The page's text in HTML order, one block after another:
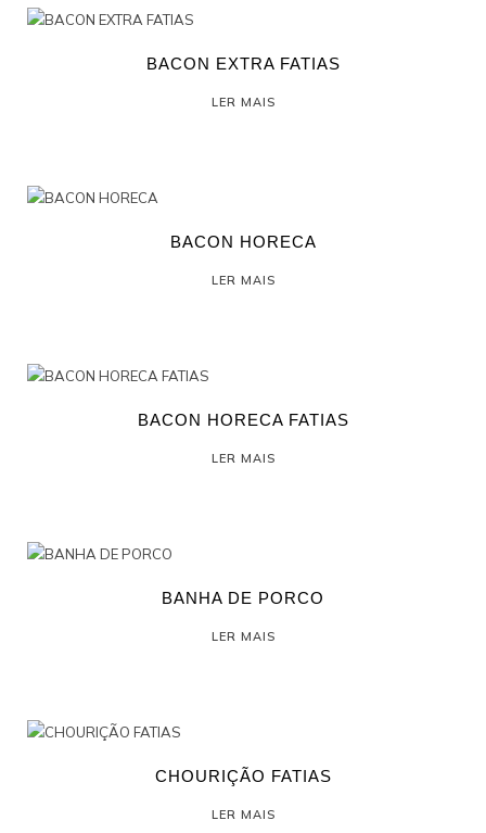
BACON EXTRA FATIAS
LER MAIS
BACON HORECA
LER MAIS
BACON HORECA FATIAS
LER MAIS
BANHA DE PORCO
LER MAIS
CHOURIÇÃO FATIAS
LER MAIS